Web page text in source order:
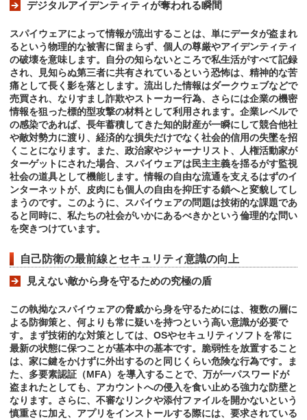
デジタルアイデンティティが奪われる瞬間
スパイウェアによって情報が流出することは、単にデータが盗まれ
るという物理的な被害に留まらず、個人の尊厳やアイデンティティ
の破壊を意味します。自分の知らないところで私生活がすべて記録
され、見知らぬ第三者に共有されているという恐怖は、精神的な苦
痛として長く影を落とします。流出した情報はダークウェブなどで
売買され、なりすまし詐欺やストーカー行為、さらには企業の機密
情報を狙った標的型攻撃の材料として利用されます。企業レベルで
の感染であれば、長年蓄積してきた知的財産が一瞬にして競合他社
や敵対勢力に渡り、経済的な損失だけでなく社会的信用の失墜を招
くことになります。また、政治家やジャーナリスト、人権活動家が
ターゲットにされた場合、スパイウェアは民主主義を揺るがす監視
社会の道具として機能します。情報の自由な流通を支えるはずのイ
ンターネットが、皮肉にも個人の自由を抑圧する鎖へと変貌してし
まうのです。このように、スパイウェアの問題は技術的な課題であ
ると同時に、私たちの社会がいかにあるべきかという倫理的な問い
を突きつけています。
自己防衛の最前線とセキュリティ意識の向上
見えない敵から身を守るための究極の盾
この執拗なスパイウェアの脅威から身を守るためには、複数の層に
よる防御策と、何よりも常に疑いを持つという高い意識が必要で
す。まず技術的な対策としては、OSやセキュリティソフトを常に
最新の状態に保つことが基本中の基本です。脆弱性を放置すること
は、家に鍵をかけずに外出するのと同じくらい危険な行為です。ま
た、多要素認証（MFA）を導入することで、万が一パスワードが
盗まれたとしても、アカウントへの侵入を食い止める強力な防壁と
なります。さらに、不審なリンクや添付ファイルを開かないという
慎重さに加え、アプリをインストールする際には、要求されている